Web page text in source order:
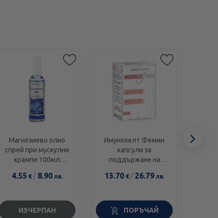
Магнезиево олио
спрей при мускулни
крампи 100мл
4.55€ / 8.90лв.
ИЗЧЕРПАН
Имунохелт Фемин
капсули за
поддържане на
флора х30 Abopharma
13.70€ / 26.79лв.
ПОРЪЧАЙ